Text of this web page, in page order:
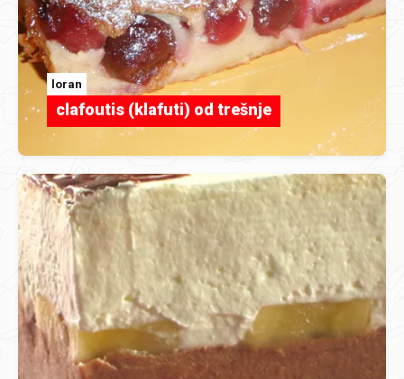
loran
clafoutis (klafuti) od trešnje